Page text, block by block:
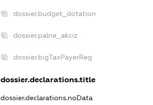
dossier.budget_dotation
dossier.palne_akciz
dossier.bigTaxPayerReg
dossier.declarations.title
dossier.declarations.noData